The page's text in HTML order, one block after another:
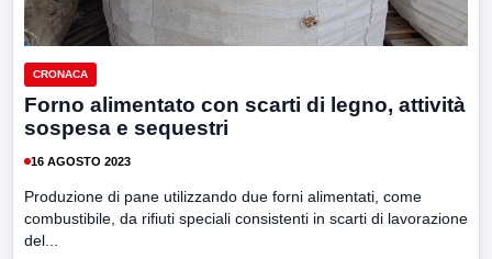
CRONACA
Forno alimentato con scarti di legno, attività
sospesa e sequestri
16 AGOSTO 2023
Produzione di pane utilizzando due forni alimentati, come
combustibile, da rifiuti speciali consistenti in scarti di lavorazione
del...